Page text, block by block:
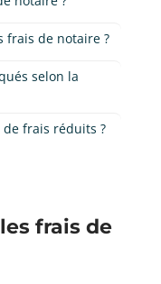
frais de notaire ?
selon la
de frais réduits ?
frais de